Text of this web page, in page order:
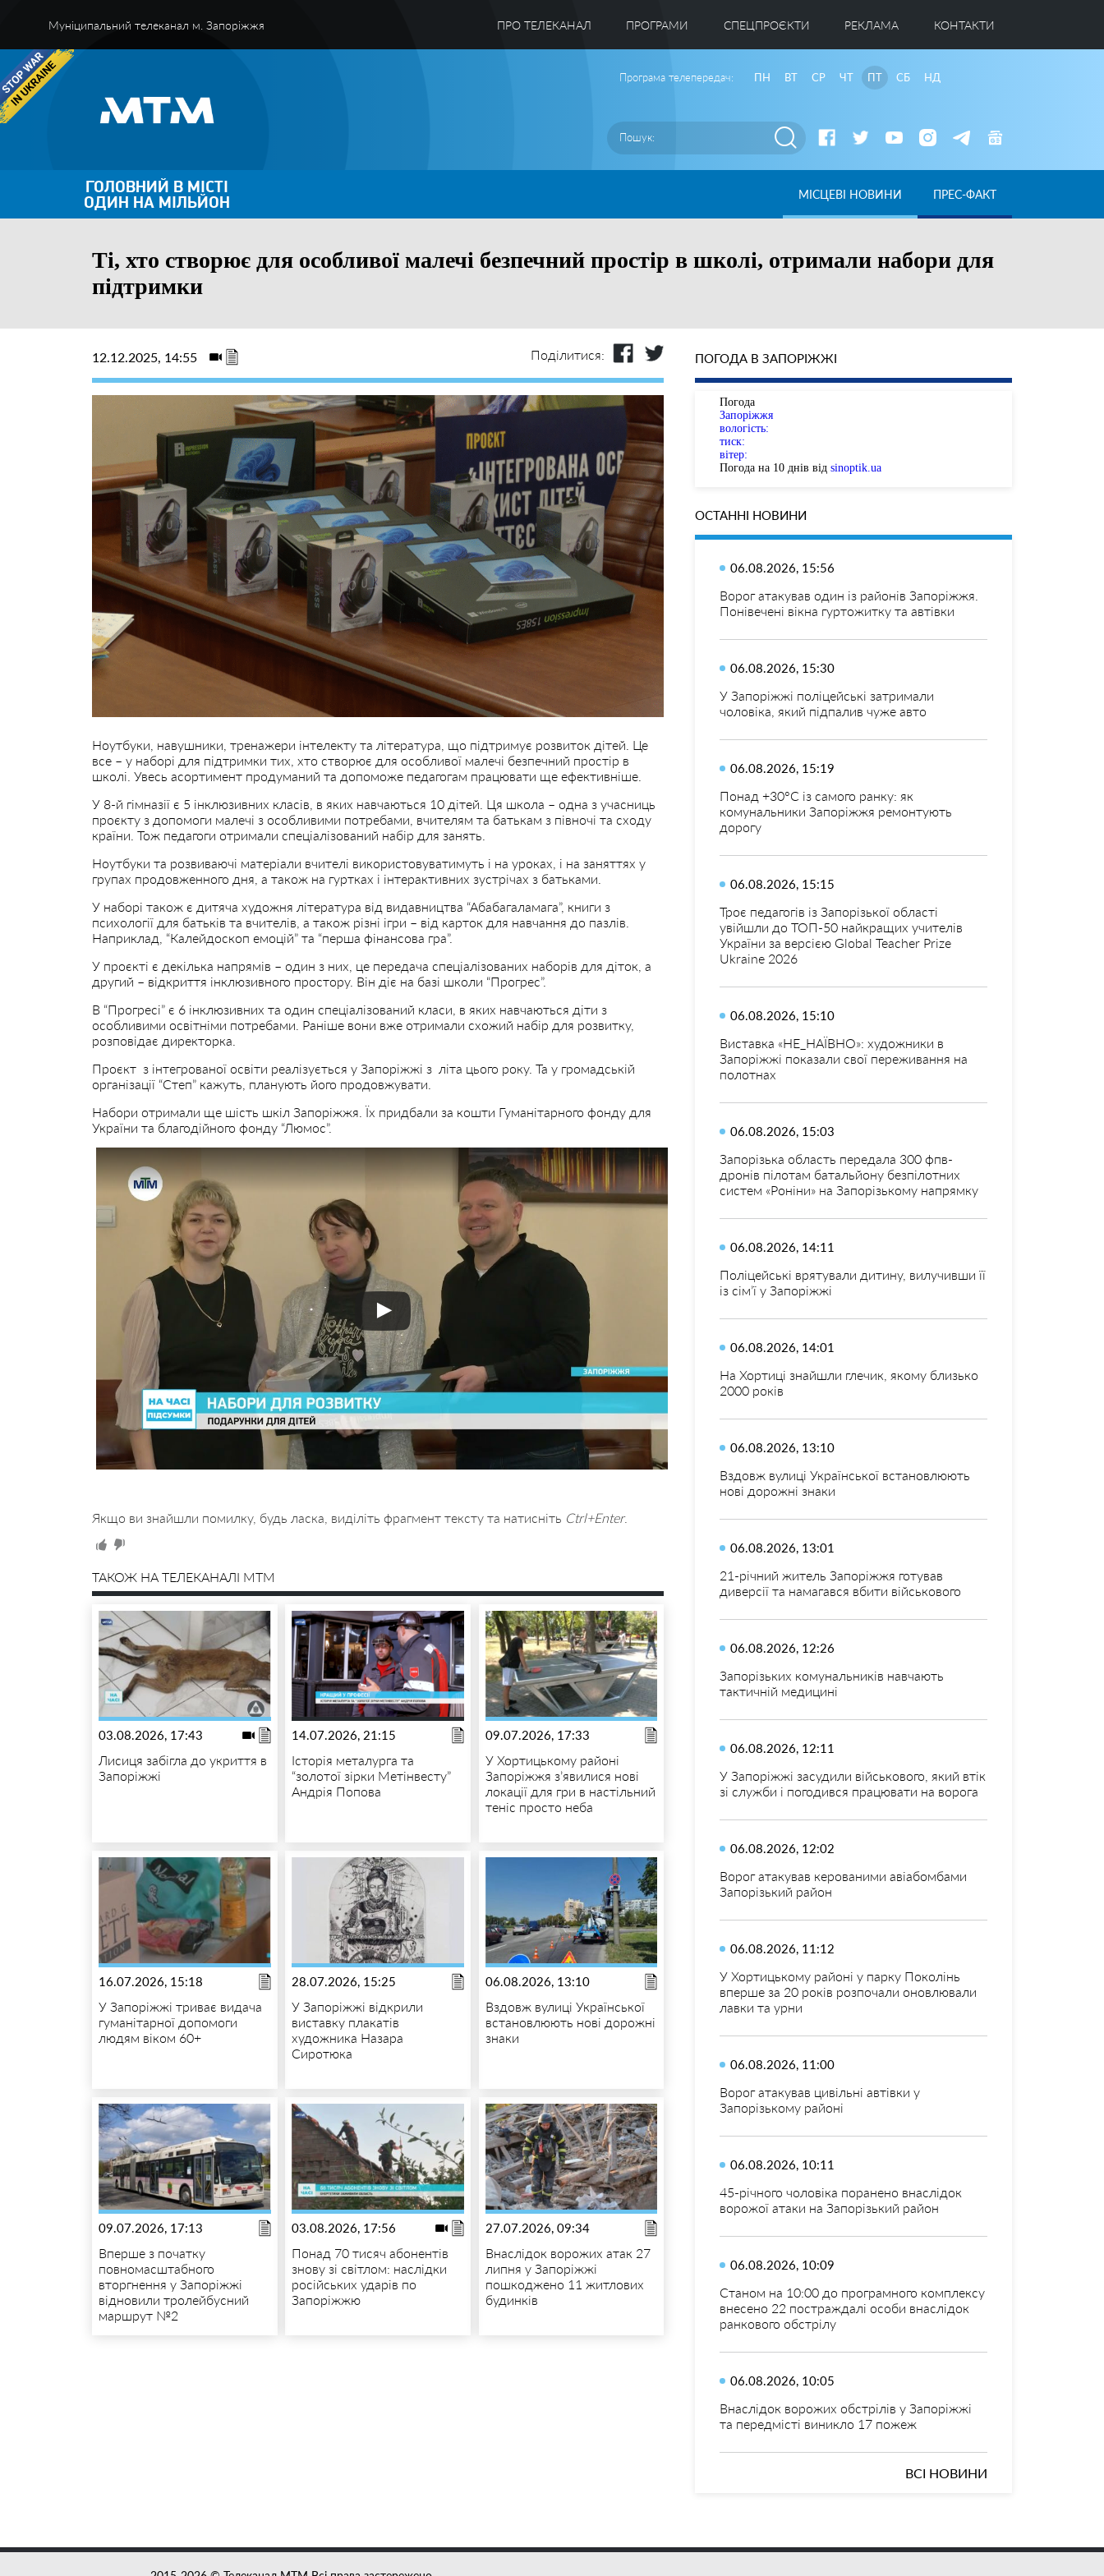
Муніципальний телеканал м. Запоріжжя ПРО ТЕЛЕКАНАЛ ПРОГРАМИ CПЕЦПРОЄКТИ РЕКЛАМА КОНТАКТИ
Програма телепередач: ПН ВТ СР ЧТ ПТ СБ НД
ГОЛОВНИЙ В МІСТІ
ОДИН НА МІЛЬЙОН МІСЦЕВІ НОВИНИ ПРЕС-ФАКТ
Ті, хто створює для особливої малечі безпечний простір в школі, отримали набори для
підтримки
12.12.2025, 14:55 Поділитися:
Ноутбуки, навушники, тренажери інтелекту та література, що підтримує розвиток дітей. Це
все – у наборі для підтримки тих, хто створює для особливої малечі безпечний простір в
школі. Увесь асортимент продуманий та допоможе педагогам працювати ще ефективніше.
У 8-й гімназії є 5 інклюзивних класів, в яких навчаються 10 дітей. Ця школа – одна з учасниць
проєкту з допомоги малечі з особливими потребами, вчителям та батькам з півночі та сходу
країни. Тож педагоги отримали спеціалізований набір для занять.
Ноутбуки та розвиваючі матеріали вчителі використовуватимуть і на уроках, і на заняттях у
групах продовженного дня, а також на гуртках і інтерактивних зустрічах з батьками.
У наборі також є дитяча художня література від видавництва “Абабагаламага”, книги з
психології для батьків та вчителів, а також різні ігри – від карток для навчання до пазлів.
Наприклад, “Калейдоскоп емоцій” та “перша фінансова гра”.
У проєкті є декілька напрямів – один з них, це передача спеціалізованих наборів для діток, а
другий – відкриття інклюзивного простору. Він діє на базі школи “Прогрес”.
В “Прогресі” є 6 інклюзивних та один спеціалізований класи, в яких навчаються діти з
особливими освітніми потребами. Раніше вони вже отримали схожий набір для розвитку,
розповідає директорка.
Проєкт з інтегрованої освіти реалізується у Запоріжжі з літа цього року. Та у громадській
організації “Степ” кажуть, планують його продовжувати.
Набори отримали ще шість шкіл Запоріжжя. Їх придбали за кошти Гуманітарного фонду для
України та благодійного фонду “Люмос”.
Якщо ви знайшли помилку, будь ласка, виділіть фрагмент тексту та натисніть Ctrl+Enter.
ТАКОЖ НА ТЕЛЕКАНАЛІ MTM
03.08.2026, 17:43
Лисиця забігла до укриття в
Запоріжжі
14.07.2026, 21:15
Історія металурга та
“золотої зірки Метінвесту”
Андрія Попова
09.07.2026, 17:33
У Хортицькому районі
Запоріжжя з’явилися нові
локації для гри в настільний
теніс просто неба
16.07.2026, 15:18
У Запоріжжі триває видача
гуманітарної допомоги
людям віком 60+
28.07.2026, 15:25
У Запоріжжі відкрили
виставку плакатів
художника Назара
Сиротюка
06.08.2026, 13:10
Вздовж вулиці Української
встановлюють нові дорожні
знаки
09.07.2026, 17:13
Вперше з початку
повномасштабного
вторгнення у Запоріжжі
відновили тролейбусний
маршрут №2
03.08.2026, 17:56
Понад 70 тисяч абонентів
знову зі світлом: наслідки
російських ударів по
Запоріжжю
27.07.2026, 09:34
Внаслідок ворожих атак 27
липня у Запоріжжі
пошкоджено 11 житлових
будинків
ПОГОДА В ЗАПОРІЖЖІ
Погода
Запоріжжя
вологість:
тиск:
вітер:
Погода на 10 днів від sinoptik.ua
ОСТАННІ НОВИНИ
06.08.2026, 15:56
Ворог атакував один із районів Запоріжжя.
Понівечені вікна гуртожитку та автівки
06.08.2026, 15:30
У Запоріжжі поліцейські затримали
чоловіка, який підпалив чуже авто
06.08.2026, 15:19
Понад +30°C із самого ранку: як
комунальники Запоріжжя ремонтують
дорогу
06.08.2026, 15:15
Троє педагогів із Запорізької області
увійшли до ТОП-50 найкращих учителів
України за версією Global Teacher Prize
Ukraine 2026
06.08.2026, 15:10
Виставка «НЕ_НАЇВНО»: художники в
Запоріжжі показали свої переживання на
полотнах
06.08.2026, 15:03
Запорізька область передала 300 фпв-
дронів пілотам батальйону безпілотних
систем «Роніни» на Запорізькому напрямку
06.08.2026, 14:11
Поліцейські врятували дитину, вилучивши її
із сім’ї у Запоріжжі
06.08.2026, 14:01
На Хортиці знайшли глечик, якому близько
2000 років
06.08.2026, 13:10
Вздовж вулиці Української встановлюють
нові дорожні знаки
06.08.2026, 13:01
21-річний житель Запоріжжя готував
диверсії та намагався вбити військового
06.08.2026, 12:26
Запорізьких комунальників навчають
тактичній медицині
06.08.2026, 12:11
У Запоріжжі засудили військового, який втік
зі служби і погодився працювати на ворога
06.08.2026, 12:02
Ворог атакував керованими авіабомбами
Запорізький район
06.08.2026, 11:12
У Хортицькому районі у парку Поколінь
вперше за 20 років розпочали оновлювали
лавки та урни
06.08.2026, 11:00
Ворог атакував цивільні автівки у
Запорізькому районі
06.08.2026, 10:11
45-річного чоловіка поранено внаслідок
ворожої атаки на Запорізький район
06.08.2026, 10:09
Станом на 10:00 до програмного комплексу
внесено 22 постраждалі особи внаслідок
ранкового обстрілу
06.08.2026, 10:05
Внаслідок ворожих обстрілів у Запоріжжі
та передмісті виникло 17 пожеж
ВСІ НОВИНИ